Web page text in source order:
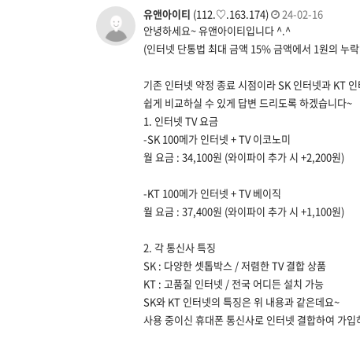
유앤아이티 (112.♡.163.174)
24-02-16
안녕하세요~ 유앤아이티입니다 ^.^
(인터넷 단통법 최대 금액 15% 금액에서 1원의 누
기존 인터넷 약정 종료 시점이라 SK 인터넷과 KT
쉽게 비교하실 수 있게 답변 드리도록 하겠습니다~
1. 인터넷 TV 요금
-SK 100메가 인터넷 + TV 이코노미
월 요금 : 34,100원 (와이파이 추가 시 +2,200원)
-KT 100메가 인터넷 + TV 베이직
월 요금 : 37,400원 (와이파이 추가 시 +1,100원)
​2. 각 통신사 특징
SK : 다양한 셋톱박스 / 저렴한 TV 결합 상품
KT : 고품질 인터넷 / 전국 어디든 설치 가능
SK와 KT 인터넷의 특징은 위 내용과 같은데요~
사용 중이신 휴대폰 통신사로 인터넷 결합하여 가